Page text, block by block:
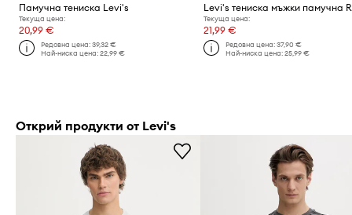
Памучна тениска Levi's
Текуща цена:
20,99 €
Редовна цена:39,32 €
Най-ниска цена:22,99 €
Текуща цена:
21,99 €
Редовна цена: 37,90 €
Най-ниска цена: 25,99 €
Открий продукти от Levi's